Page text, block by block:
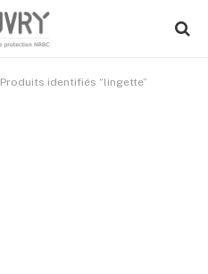
Produits identifiés “lingette”